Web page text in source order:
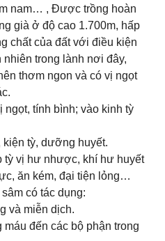
nam… , Được trồng hoàn
già ở độ cao 1.700m, hấp
chất của đất với điều kiện
trong lành nơi đây,
thơm ngon và có vị ngọt
tính bình; vào kinh tỳ
kiện tỳ, dưỡng huyết.
tỳ vị hư nhược, khí hư huyết
ăn kém, đại tiện lỏng…
có tác dụng:
và miễn dịch.
đến các bộ phận trong